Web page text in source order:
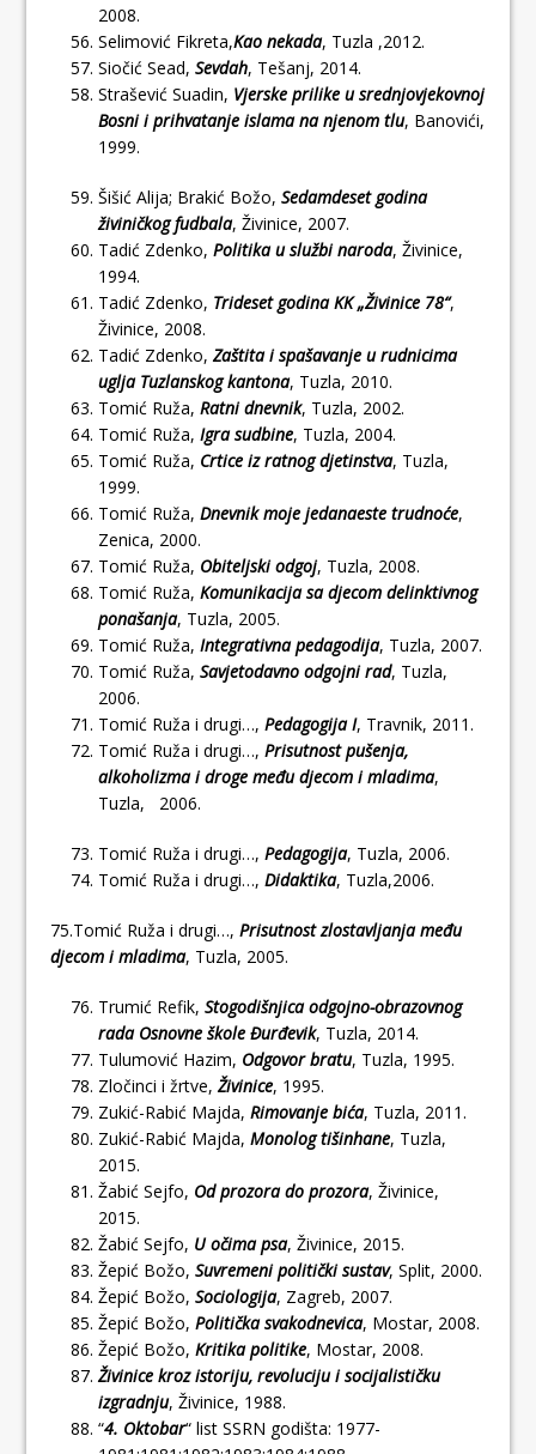
2008.
Selimović Fikreta,Kao nekada, Tuzla ,2012.
Siočić Sead,Sevdah, Tešanj, 2014.
Strašević Suadin, Vjerske prilike u srednjovjekovnoj
Bosni i prihvatanje islama na njenom tlu, Banovići,
1999.
Šišić Alija; Brakić Božo,Sedamdeset godina
živiničkog fudbala, Živinice, 2007.
Tadić Zdenko,Politika u službi naroda, Živinice,
1994.
Tadić Zdenko, Trideset godina KK „Živinice 78“,
Živinice, 2008.
Tadić Zdenko,Zaštita i spašavanje u rudnicima
uglja Tuzlanskog kantona, Tuzla, 2010.
Tomić Ruža,Ratni dnevnik, Tuzla, 2002.
Tomić Ruža,Igra sudbine, Tuzla, 2004.
Tomić Ruža, Crtice iz ratnog djetinstva, Tuzla,
1999.
Tomić Ruža,Dnevnik moje jedanaeste trudnoće,
Zenica, 2000.
Tomić Ruža, Obiteljski odgoj, Tuzla, 2008.
Tomić Ruža,Komunikacija sa djecom delinktivnog
ponašanja, Tuzla, 2005.
Tomić Ruža,Integrativna pedagodija, Tuzla, 2007.
Tomić Ruža,Savjetodavno odgojni rad, Tuzla,
2006.
Tomić Ruža i drugi…,Pedagogija I, Travnik, 2011.
Tomić Ruža i drugi…,Prisutnost pušenja,
alkoholizma i droge među djecom i mladima,
Tuzla, 2006.
Tomić Ruža i drugi…,Pedagogija, Tuzla, 2006.
Tomić Ruža i drugi…,Didaktika, Tuzla,2006.
75.Tomić Ruža i drugi…,Prisutnost zlostavljanja među
djecom i mladima, Tuzla, 2005.
Trumić Refik,Stogodišnjica odgojno-obrazovnog
rada Osnovne škole Đurđevik, Tuzla, 2014.
Tulumović Hazim, Odgovor bratu, Tuzla, 1995.
Zločinci i žrtve,Živinice, 1995.
Zukić-Rabić Majda,Rimovanje bića, Tuzla, 2011.
Zukić-Rabić Majda,Monolog tišinhane, Tuzla,
2015.
Žabić Sejfo, Od prozora do prozora, Živinice,
2015.
Žabić Sejfo, U očima psa, Živinice, 2015.
Žepić Božo,Suvremeni politički sustav, Split, 2000.
Žepić Božo,Sociologija, Zagreb, 2007.
Žepić Božo,Politička svakodnevica, Mostar, 2008.
Žepić Božo,Kritika politike, Mostar, 2008.
Živinice kroz istoriju, revoluciju i socijalističku
izgradnju, Živinice, 1988.
“4. Oktobar“ list SSRN godišta: 1977-